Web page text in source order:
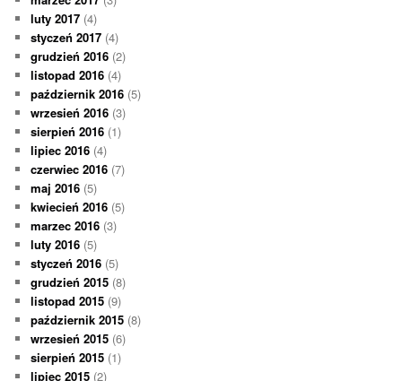
luty 2017 (4)
styczeń 2017 (4)
grudzień 2016 (2)
listopad 2016 (4)
październik 2016 (5)
wrzesień 2016 (3)
sierpień 2016 (1)
lipiec 2016 (4)
czerwiec 2016 (7)
maj 2016 (5)
kwiecień 2016 (5)
marzec 2016 (3)
luty 2016 (5)
styczeń 2016 (5)
grudzień 2015 (8)
listopad 2015 (9)
październik 2015 (8)
wrzesień 2015 (6)
sierpień 2015 (1)
lipiec 2015 (2)